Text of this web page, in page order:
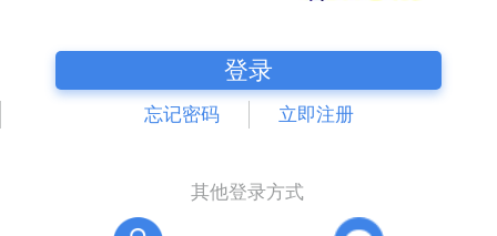
登录
忘记密码 立即注册
其他登录方式